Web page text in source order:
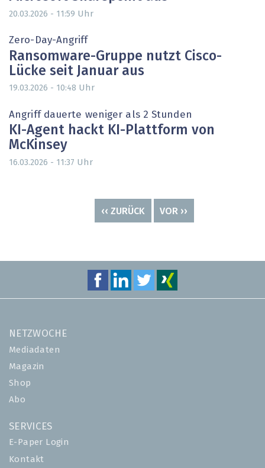
20.03.2026 - 11:59 Uhr
Zero-Day-Angriff
Ransomware-Gruppe nutzt Cisco-
Lücke seit Januar aus
19.03.2026 - 10:48 Uhr
Angriff dauerte weniger als 2 Stunden
KI-Agent hackt KI-Plattform von
McKinsey
16.03.2026 - 11:37 Uhr
VORHERIGE
‹‹ ZURÜCK
NÄCHSTE
VOR ››
NETZWOCHE
Mediadaten
Magazin
Shop
Abo
SERVICES
E-Paper Login
Kontakt